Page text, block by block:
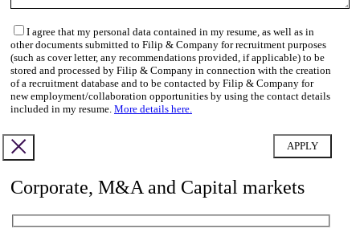
I agree that my personal data contained in my resume, as well as in
other documents submitted to Filip & Company for recruitment purposes
(such as cover letter, any recommendations provided, if applicable) to be
stored and processed by Filip & Company in connection with the creation
of a recruitment database and to be contacted by Filip & Company for
new employment/collaboration opportunities by using the contact details
included in my resume. More details here.
Corporate, M&A and Capital markets